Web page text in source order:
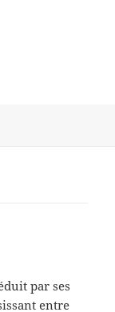
par ses
entre